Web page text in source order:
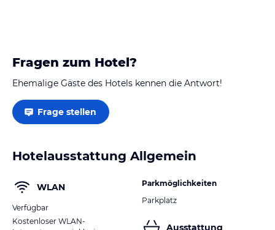
Fragen zum Hotel?
Ehemalige Gäste des Hotels kennen die Antwort!
Frage stellen
Hotelausstattung Allgemein
WLAN
Verfügbar
Kostenloser WLAN-
Parkmöglichkeiten
Parkplatz
Ausstattung